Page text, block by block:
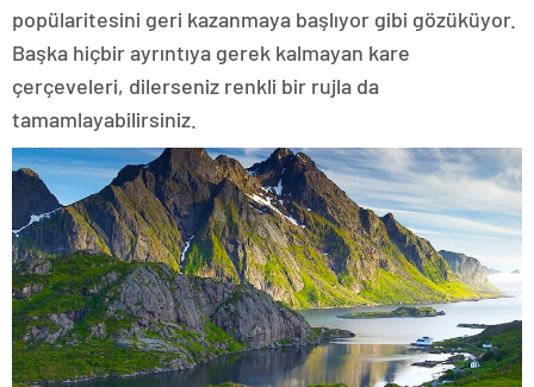
popülaritesini geri kazanmaya başlıyor gibi gözüküyor.
Başka hiçbir ayrıntıya gerek kalmayan kare
çerçeveleri, dilerseniz renkli bir rujla da
tamamlayabilirsiniz.